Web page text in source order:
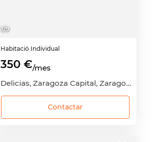
1/9
Habitació Individual
350 €/mes
Delicias, Zaragoza Capital, Zaragoza
Contactar